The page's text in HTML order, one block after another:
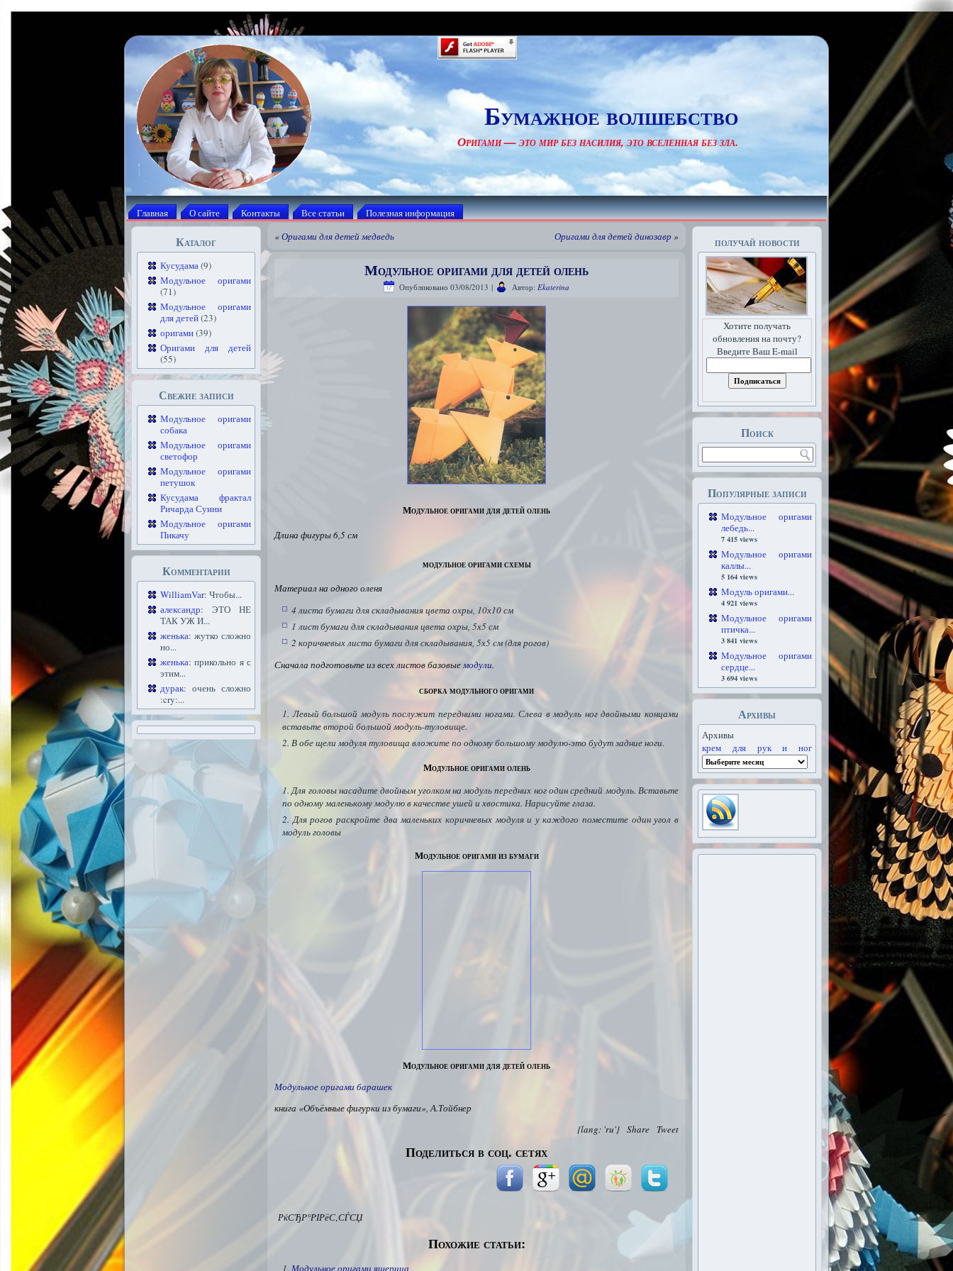
Бумажное волшебство
Оригами — это мир без насилия, это вселенная без зла.
Главная О сайте Контакты Все статьи Полезная информация
Каталог
Кусудама(9)
Модульное оригами
(71)
Модульное оригами
для детей(23)
оригами(39)
Оригами для детей
(55)
Свежие записи
Модульное оригами
собака
Модульное оригами
светофор
Модульное оригами
петушок
Кусудама фрактал
Ричарда Суини
Модульное оригами
Пикачу
Комментарии
WilliamVar: Чтобы...
александр: ЭТО НЕ
ТАК УЖ И...
женька: жутко сложно
но...
женька: прикольно я с
этим...
дурак: очень сложно
:cry:...
«Оригами для детей медведь Оригами для детей динозавр »
Модульное оригами для детей олень
Опубликовано 03/08/2013 | Автор: Ekaterina
Модульное оригами для детей олень
Длина фигуры 6,5 см
модульное оригами схемы
Материал на одного оленя
4 листа бумаги для складывания цвета охры, 10х10 см
1 лист бумаги для складывания цвета охры, 5х5 см
2 коричневых листа бумаги для складывания, 5х5 см (для рогов)
Сначала подготовьте из всех листов базовыемодули.
сборка модульного оригами
Левый большой модуль послужит передними ногами. Слева в модуль ног двойными концами
вставьте второй большой модуль-туловище.
В обе щели модуля туловища вложите по одному большому модулю-это будут задние ноги.
Модульное оригами олень
Для головы насадите двойным уголком на модуль передних ног один средний модуль. Вставьте
по одному маленькому модулю в качестве ушей и хвостика. Нарисуйте глаза.
Для рогов раскройте два маленьких коричневых модуля и у каждого поместите один угол в
модуль головы
Модульное оригами из бумаги
Модульное оригами для детей олень
Модульное оригами барашек
книга «Объёмные фигурки из бумаги», А.Тойбнер
Tweet
Share
{lang: 'ru'}
Поделиться в соц. сетях
РќСЂР°РІРёС‚СЃСЏ
Похожие статьи:
Модульное оригами ящерица
получай новости
Хотите получать
обновления на почту?
Введите Ваш E-mail
Поиск
Популярные записи
Модульное оригами
лебедь...
7 415 views
Модульное оригами
каллы...
5 164 views
Модуль оригами...
4 921 views
Модульное оригами
птичка...
3 841 views
Модульное оригами
сердце...
3 694 views
Архивы
Архивы
крем для рук и ног